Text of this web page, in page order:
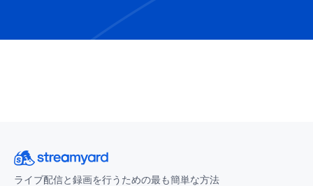
ライブ配信と録画を行うための最も簡単な方法